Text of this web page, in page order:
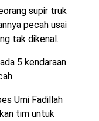
supir truk
pecah usai
tak dikenal.
5 kendaraan
Umi Fadillah
tim untuk